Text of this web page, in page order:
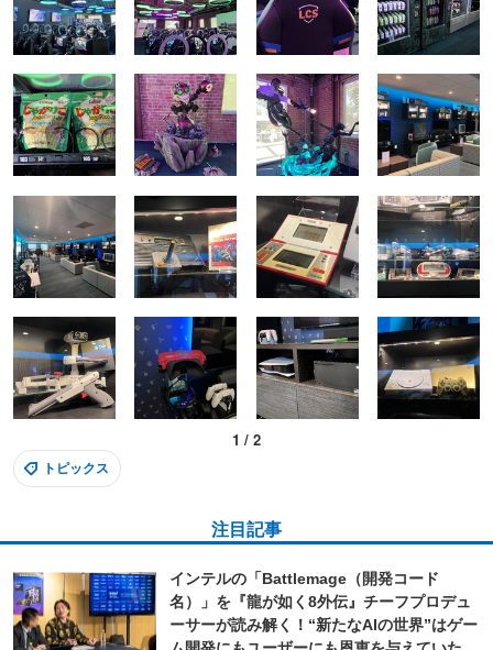
1 / 2
トピックス
注目記事
インテルの「Battlemage（開発コード
名）」を『龍が如く8外伝』チーフプロデュ
ーサーが読み解く！“新たなAIの世界”はゲー